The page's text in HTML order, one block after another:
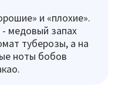
и «плохие».
медовый запах
туберозы, а на
ноты бобов